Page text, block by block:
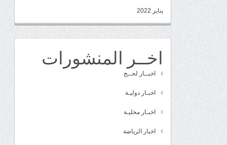
يناير 2022
اخــر المنشورات
اخبــار لحــج
اخبـار دوليـة
اخبـار محليـة
اخبار الرياضة